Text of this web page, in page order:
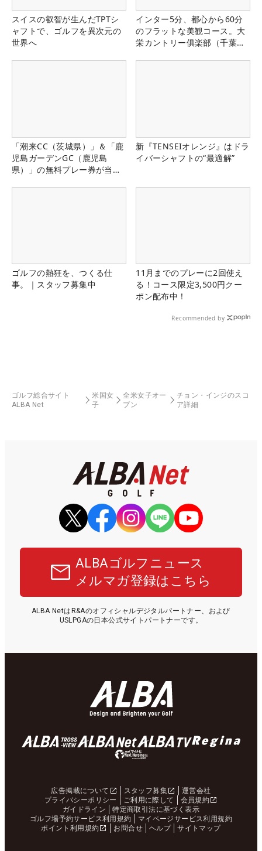
スイスの叡智が生んだTPTシ
ャフトで、ゴルフを異次元の
世界へ
インター5分、都心から60分
のフラットな美観コース。大
栄カントリー俱楽部（千葉
「潮来CC（茨城県）」＆「鹿
児島ガーデンGC（鹿児島
県）」の無料プレー券が当た
新『TENSEIオレンジ』はドラ
イバーシャフトの“最適解”
ゴルフの熱狂を、つくる仕
事。｜スタッフ募集中
11月までのプレーに2回使え
る！コース限定3,500円クー
ポン配布中！
Recommended by
ゴルフ総合サイト
ALBA Net
米国女
子
全米女子オー
プン
チョン・インジのスコ
ア詳細
ALBAゴルフニュース
メルマガ登録はこちら
ALBA NetはR&Aのオフィシャルデジタルパートナー、および
USLPGAの日本公式サイトパートナーです。
広告掲載について スタッフ募集
運営会社
プライバシーポリシー
ご利用に際して
会員規約
ガイドライン
特定商取引法に基づく表示
ゴルフ場予約サービス利用規約
マイページサービス利用規約
ポイント利用規約
お問合せ ヘルプ サイトマップ